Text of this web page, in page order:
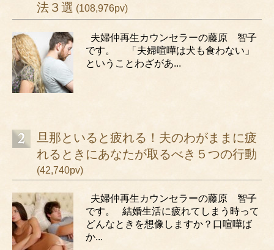
法３選 (108,976pv)
夫婦仲再生カウンセラーの藤原 智子
です。 「夫婦喧嘩は犬も食わない」
ということわざがあ...
旦那といると疲れる！夫のわがままに疲
れるときにあなたが取るべき５つの行動
(42,740pv)
夫婦仲再生カウンセラーの藤原 智子
です。 結婚生活に疲れてしまう時って
どんなときを想像しますか？口喧嘩ば
か...